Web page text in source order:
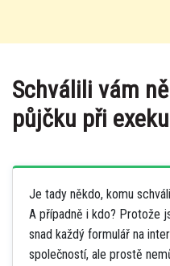
Schválili vám
půjčku při
Je tady někdo, komu
A případně i kdo? Protože
snad každý formulář na
společností, ale prostě